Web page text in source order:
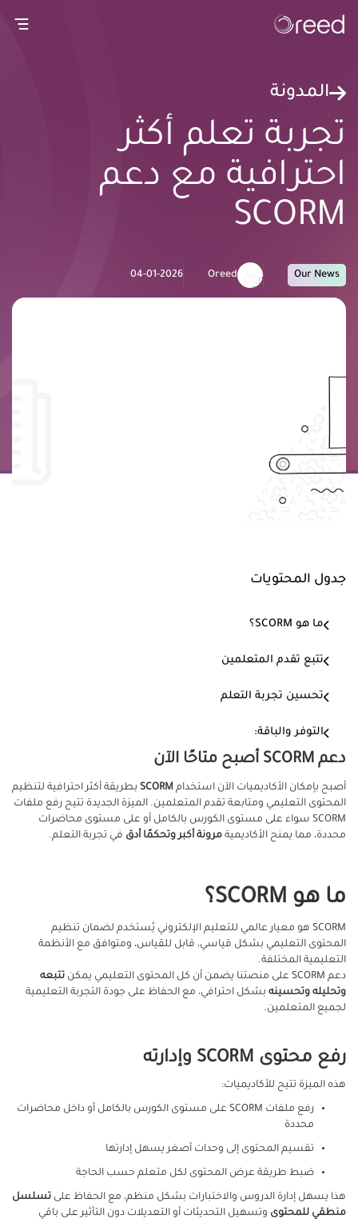
المدونة
تجربة تعلم أكثر
احترافية مع دعم
SCORM
Our News
Oreed
04-01-2026
جدول المحتويات
ما هو SCORM؟
تتبع تقدم المتعلمين
تحسين تجربة التعلم
التوفر والباقة:
دعم SCORM أصبح متاحًا الآن
أصبح بإمكان الأكاديميات الآن استخدام SCORM بطريقة أكثر احترافية لتنظيم
المحتوى التعليمي ومتابعة تقدم المتعلمين. الميزة الجديدة تتيح رفع ملفات
SCORM سواء على مستوى الكورس بالكامل أو على مستوى محاضرات
محددة، مما يمنح الأكاديمية مرونة أكبر وتحكمًا أدق في تجربة التعلم.
ما هو SCORM؟
SCORM هو معيار عالمي للتعليم الإلكتروني يُستخدم لضمان تنظيم
المحتوى التعليمي بشكل قياسي، قابل للقياس، ومتوافق مع الأنظمة
التعليمية المختلفة.
دعم SCORM على منصتنا يضمن أن كل المحتوى التعليمي يمكن
تتبعه
وتحليله وتحسينه بشكل احترافي، مع الحفاظ على جودة التجربة التعليمية
لجميع المتعلمين.
رفع محتوى SCORM وإدارته
هذه الميزة تتيح للأكاديميات:
رفع ملفات SCORM على مستوى الكورس بالكامل أو داخل محاضرات
محددة
تقسيم المحتوى إلى وحدات أصغر يسهل إدارتها
ضبط طريقة عرض المحتوى لكل متعلم حسب الحاجة
هذا يسهل إدارة الدروس والاختبارات بشكل منظم، مع الحفاظ على تسلسل
منطقي للمحتوى وتسهيل التحديثات أو التعديلات دون التأثير على باقي